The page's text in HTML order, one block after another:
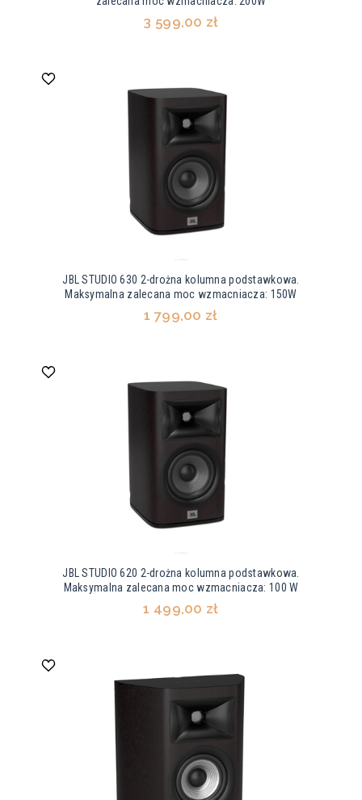
3 599,00 zł
JBL STUDIO 630 2-drożna kolumna podstawkowa.
Maksymalna zalecana moc wzmacniacza: 150W
1 799,00 zł
JBL STUDIO 620 2-drożna kolumna podstawkowa.
Maksymalna zalecana moc wzmacniacza: 100 W
1 499,00 zł